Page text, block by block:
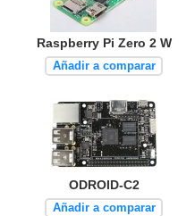
Raspberry Pi Zero 2 W
Añadir a comparar
ODROID-C2
Añadir a comparar